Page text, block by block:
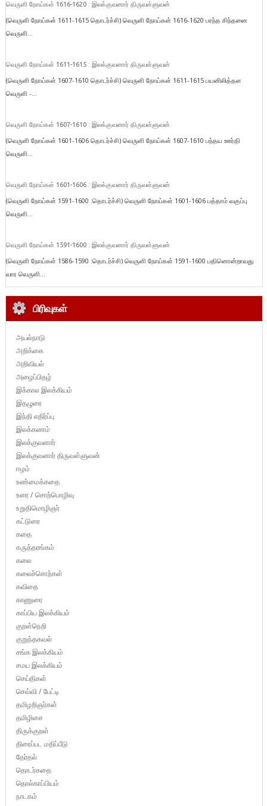
வெருளி நோய்கள் 1616-1620 : இலக்குவனார் திருவள்ளுவன்
(வெருளி நோய்கள் 1611-1615 தொடர்ச்சி) வெருளி நோய்கள் 1616-1620 பரந்த சிந்தனை
வெருளி...
வெருளி நோய்கள் 1611-1615 : இலக்குவனார் திருவள்ளுவன்
(வெருளி நோய்கள் 1607-1610 தொடர்ச்சி) வெருளி நோய்கள் 1611-1615 பயனிலித்தள
வெருளி -...
வெருளி நோய்கள் 1607-1610 : இலக்குவனார் திருவள்ளுவன்
(வெருளி நோய்கள் 1601-1606 தொடர்ச்சி) வெருளி நோய்கள் 1607-1610 பந்தய ஊர்தி
வெருளி...
வெருளி நோய்கள் 1601-1606 : இலக்குவனார் திருவள்ளுவன்
(வெருளி நோய்கள் 1591-1600 :தொடர்ச்சி) வெருளி நோய்கள் 1601-1606 பத்தாம் வகுப்பு
வெருளி...
வெருளி நோய்கள் 1591-1600 : இலக்குவனார் திருவள்ளுவன்
(வெருளி நோய்கள் 1586-1590 :தொடர்ச்சி) வெருளி நோய்கள் 1591-1600 பதினொன்றாவது
வார வெருளி...
பிரிவுகள்
அயல்நாடு
அறிக்கை
அறிவியல்
அழைப்பிதழ்
இக்கால இலக்கியம்
இதழுரை
இந்தி எதிர்ப்பு
இலக்கணம்
இலக்குவனார்
இலக்குவனார் திருவள்ளுவன்
ஈழம்
உண்மைக்கதை
உரை / சொற்பொழிவு
உறுதிமொழிஞர்
கட்டுரை
கதை
கருத்தரங்கம்
கலை
கலைச்சொற்கள்
கவிதை
காணுரை
காப்பிய இலக்கியம்
குறள்நெறி
குறுந்தகவல்
சங்க இலக்கியம்
சமய இலக்கியம்
செய்திகள்
செவ்வி / பேட்டி
தமிழறிஞர்கள்
தமிழிசை
திருக்குறள்
திரைப்பட மதிப்பீடு
தேர்தல்
தொடர்கதை
தொல்காப்பியம்
நாடகம்